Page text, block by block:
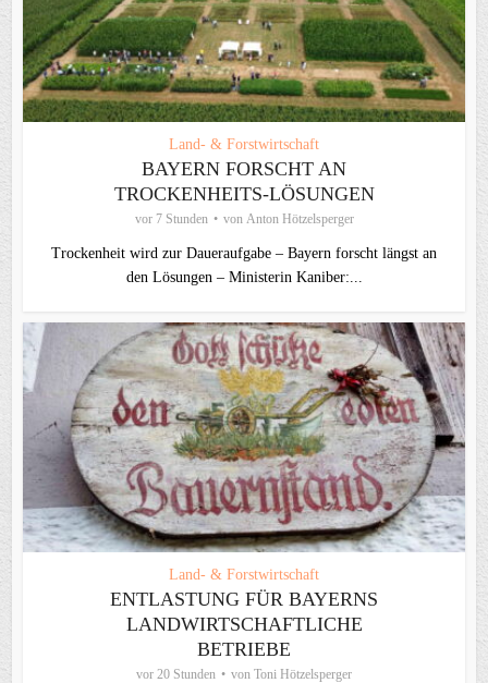
Land- & Forstwirtschaft
BAYERN FORSCHT AN
TROCKENHEITS-LÖSUNGEN
vor 7 Stunden von Anton Hötzelsperger
Trockenheit wird zur Daueraufgabe – Bayern forscht längst an
den Lösungen – Ministerin Kaniber:...
Land- & Forstwirtschaft
ENTLASTUNG FÜR BAYERNS
LANDWIRTSCHAFTLICHE
BETRIEBE
vor 20 Stunden von Toni Hötzelsperger